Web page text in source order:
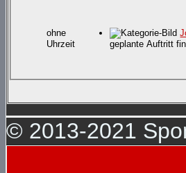
ohne
Uhrzeit
geplante Auftritt
© 2013-2021